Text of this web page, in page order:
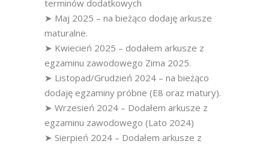
terminów dodatkowych
➤ Maj 2025 – na bieżąco dodaję arkusze
maturalne.
➤ Kwiecień 2025 – dodałem arkusze z
egzaminu zawodowego Zima 2025.
➤ Listopad/Grudzień 2024 – na bieżąco
dodaję egzaminy próbne (E8 oraz matury).
➤ Wrzesień 2024 – Dodałem arkusze z
egzaminu zawodowego (Lato 2024)
➤ Sierpień 2024 – Dodałem arkusze z